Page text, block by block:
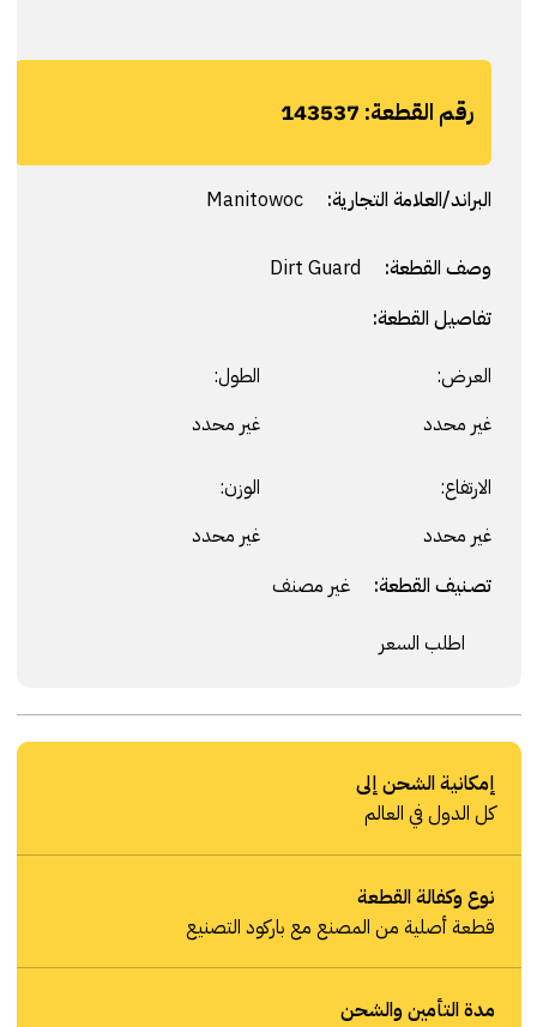
رقم القطعة: 143537
البراند/العلامة التجارية: Manitowoc
وصف القطعة:
تفاصيل القطعة:
العرض:
غير محدد
الطول:
غير محدد
الارتفاع:
غير محدد
الوزن:
غير محدد
تصنيف القطعة: غير مصنف
اطلب السعر
إمكانية الشحن إلى
كل الدول في العالم
نوع وكفالة القطعة
قطعة أصلية من المصنع مع باركود التصنيع
مدة التأمين والشحن